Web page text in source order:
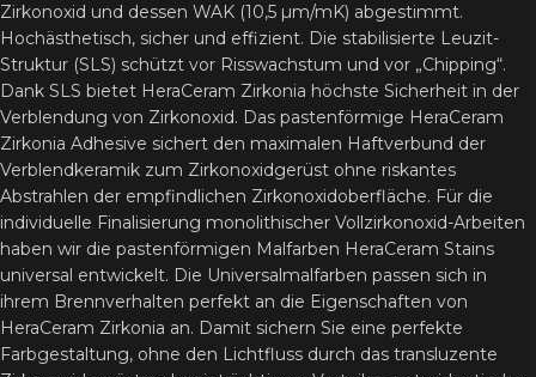
Zirkonoxid und dessen WAK (10,5 µm/mK) abgestimmt.
Hochästhetisch, sicher und effizient. Die stabilisierte Leuzit-
Struktur (SLS) schützt vor Risswachstum und vor „Chipping“.
Dank SLS bietet HeraCeram Zirkonia höchste Sicherheit in der
Verblendung von Zirkonoxid. Das pastenförmige HeraCeram
Zirkonia Adhesive sichert den maximalen Haftverbund der
Verblendkeramik zum Zirkonoxidgerüst ohne riskantes
Abstrahlen der empfindlichen Zirkonoxidoberfläche. Für die
individuelle Finalisierung monolithischer Vollzirkonoxid-Arbeiten
haben wir die pastenförmigen Malfarben HeraCeram Stains
universal entwickelt. Die Universalmalfarben passen sich in
ihrem Brennverhalten perfekt an die Eigenschaften von
HeraCeram Zirkonia an. Damit sichern Sie eine perfekte
Farbgestaltung, ohne den Lichtfluss durch das transluzente